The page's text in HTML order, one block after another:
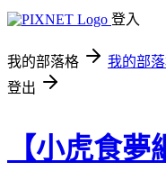
登入
我的部落格 我的部
登出
【小虎食